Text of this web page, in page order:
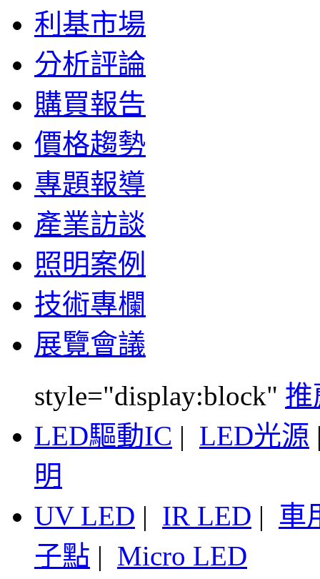
利基市場
分析評論
購買報告
價格趨勢
專題報導
產業訪談
照明案例
技術專欄
展覽會議
style="display:block" 推
LED驅動IC | LED光源
明
UV LED | IR LED | 車
子點 | Micro LED